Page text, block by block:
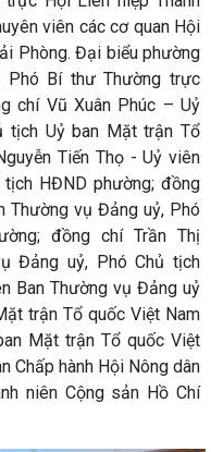
viên các cơ quan Hội
Phòng. Đại biểu phường
Phó Bí thư Thường trực
chí Vũ Xuân Phúc – Uỷ
tịch Uỷ ban Mặt trận Tổ
Tiến Thọ - Uỷ viên
HĐND phường; đồng
Thường vụ Đảng uỷ, Phó
đồng chí Trần Thị
Đảng uỷ, Phó Chủ tịch
Ban Thường vụ Đảng uỷ
trận Tổ quốc Việt Nam
Mặt trận Tổ quốc Việt
Chấp hành Hội Nông dân
niên Cộng sản Hồ Chí